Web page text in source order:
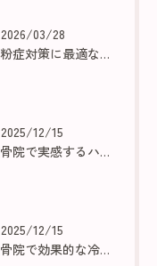
2026/03/28
花粉症対策に最適な部屋作りのポイント
2025/12/15
整骨院で実感するハイボルトの効果と仕組み
2025/12/15
整骨院で効果的な冷え性マッサージ法